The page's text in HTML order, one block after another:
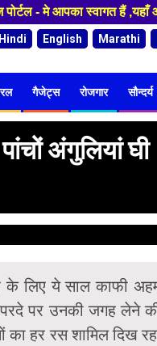
- मे आपका स्वागत हैं ,यहाँ
Hindi English Marathi
गैजेट्स रोजगार सौन्दर्य
अंगुलियां घी
के लिए ये साल काफी
परदे पर उनकी जगह लेने
हर रस शामिल दिख